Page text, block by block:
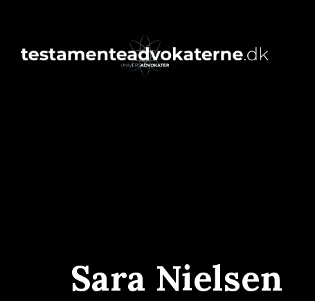
Sara Nielsen